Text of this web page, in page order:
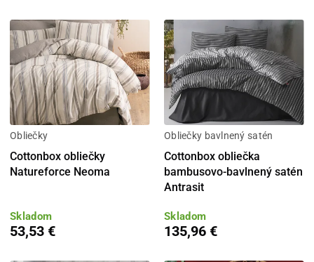
Obliečky
Cottonbox obliečky
Natureforce Neoma
Skladom
53,53 €
Obliečky bavlnený satén
Cottonbox obliečka
bambusovo-bavlnený satén
Antrasit
Skladom
135,96 €